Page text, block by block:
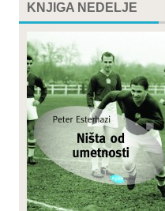
KNJIGA NEDELJE